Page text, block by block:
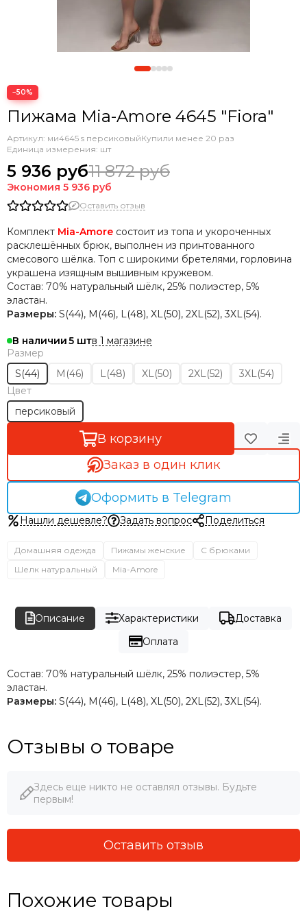
−50%
Пижама Mia-Amore 4645 "Fiora"
Артикул: ми4645 s персиковыйКупили менее 20 раз
Единица измерения: шт
5 936 руб11 872 руб
Экономия 5 936 руб
Оставить отзыв
Комплект Mia-Amore состоит из топа и укороченных
расклешённых брюк, выполнен из принтованного
смесового шёлка. Топ с широкими бретелями, горловина
украшена изящным вышивным кружевом.
Состав: 70% натуральный шёлк, 25% полиэстер, 5%
эластан.
Размеры: S(44), M(46), L(48), XL(50), 2XL(52), 3XL(54).
В наличии5
в 1 магазине
Размер
S(44)
M(46) L(48) XL(50) 2XL(52)
3XL(54)
Цвет
персиковый
В корзину
Заказ в один клик
Оформить в Telegram
Нашли дешевле? Задать вопрос Поделиться
Домашняя одежда Пижамы женские
С брюками
Шелк натуральный
Mia-Amore
Описание Характеристики
Доставка
Оплата
Состав: 70% натуральный шёлк, 25% полиэстер, 5%
эластан.
Размеры: S(44), M(46), L(48), XL(50), 2XL(52), 3XL(54).
Отзывы о товаре
Здесь еще никто не оставлял отзывы. Будьте
первым!
Оставить отзыв
Похожие товары